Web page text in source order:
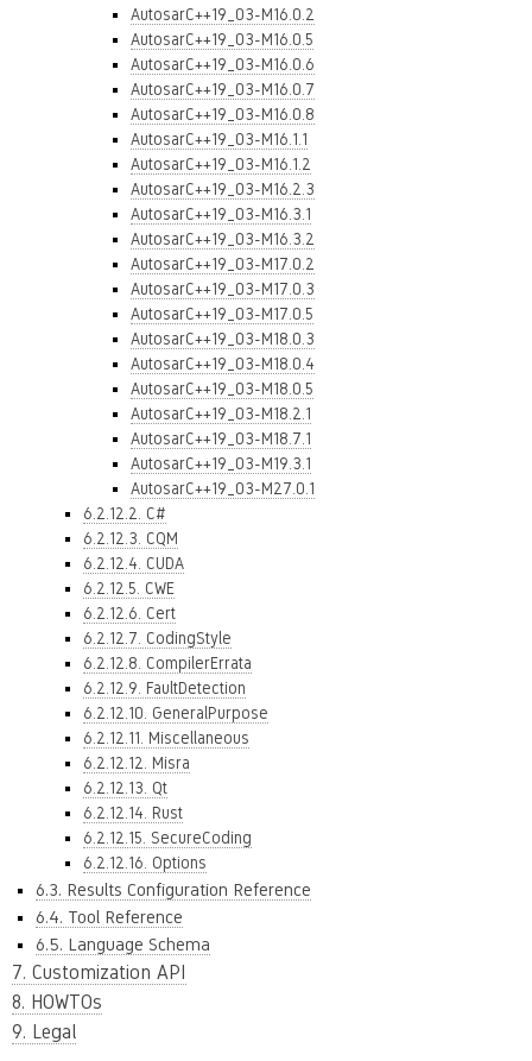
AutosarC++19_03-M16.0.2
AutosarC++19_03-M16.0.5
AutosarC++19_03-M16.0.6
AutosarC++19_03-M16.0.7
AutosarC++19_03-M16.0.8
AutosarC++19_03-M16.1.1
AutosarC++19_03-M16.1.2
AutosarC++19_03-M16.2.3
AutosarC++19_03-M16.3.1
AutosarC++19_03-M16.3.2
AutosarC++19_03-M17.0.2
AutosarC++19_03-M17.0.3
AutosarC++19_03-M17.0.5
AutosarC++19_03-M18.0.3
AutosarC++19_03-M18.0.4
AutosarC++19_03-M18.0.5
AutosarC++19_03-M18.2.1
AutosarC++19_03-M18.7.1
AutosarC++19_03-M19.3.1
AutosarC++19_03-M27.0.1
6.2.12.2. C#
6.2.12.3. CQM
6.2.12.4. CUDA
6.2.12.5. CWE
6.2.12.6. Cert
6.2.12.7. CodingStyle
6.2.12.8. CompilerErrata
6.2.12.9. FaultDetection
6.2.12.10. GeneralPurpose
6.2.12.11. Miscellaneous
6.2.12.12. Misra
6.2.12.13. Qt
6.2.12.14. Rust
6.2.12.15. SecureCoding
6.2.12.16. Options
6.3. Results Configuration Reference
6.4. Tool Reference
6.5. Language Schema
7. Customization API
8. HOWTOs
9. Legal